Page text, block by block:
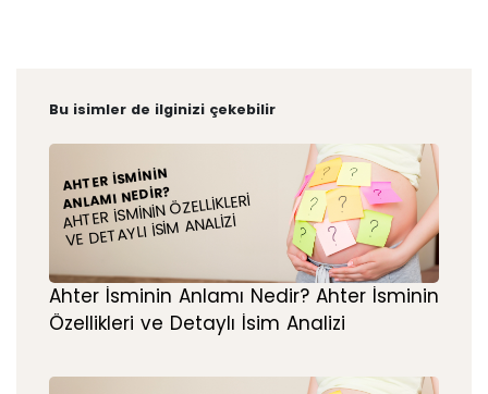
Bu isimler de ilginizi çekebilir
AHTER İSMININ
ANLAMI NEDIR?
AHTER İSMININ ÖZELLIKLERI
VE DETAYLI İSIM ANALIZI
Ahter İsminin Anlamı Nedir? Ahter İsminin
Özellikleri ve Detaylı İsim Analizi